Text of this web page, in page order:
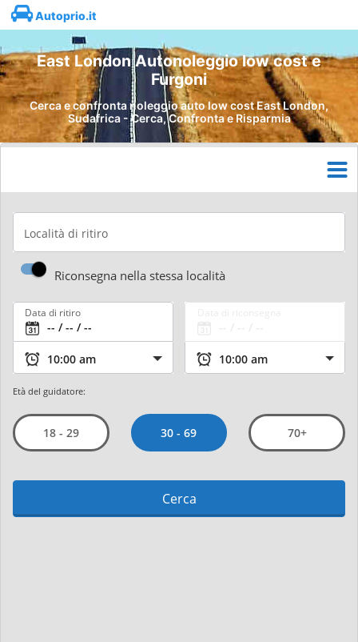
Autoprio.it
East London Autonoleggio low cost e
Furgoni
Cerca e confronta noleggio auto low cost East London,
Sudafrica - Cerca, Confronta e Risparmia
Località di ritiro
Riconsegna nella stessa località
Data di ritiro
Età del guidatore:
18 - 29 30 - 69 70+
Cerca